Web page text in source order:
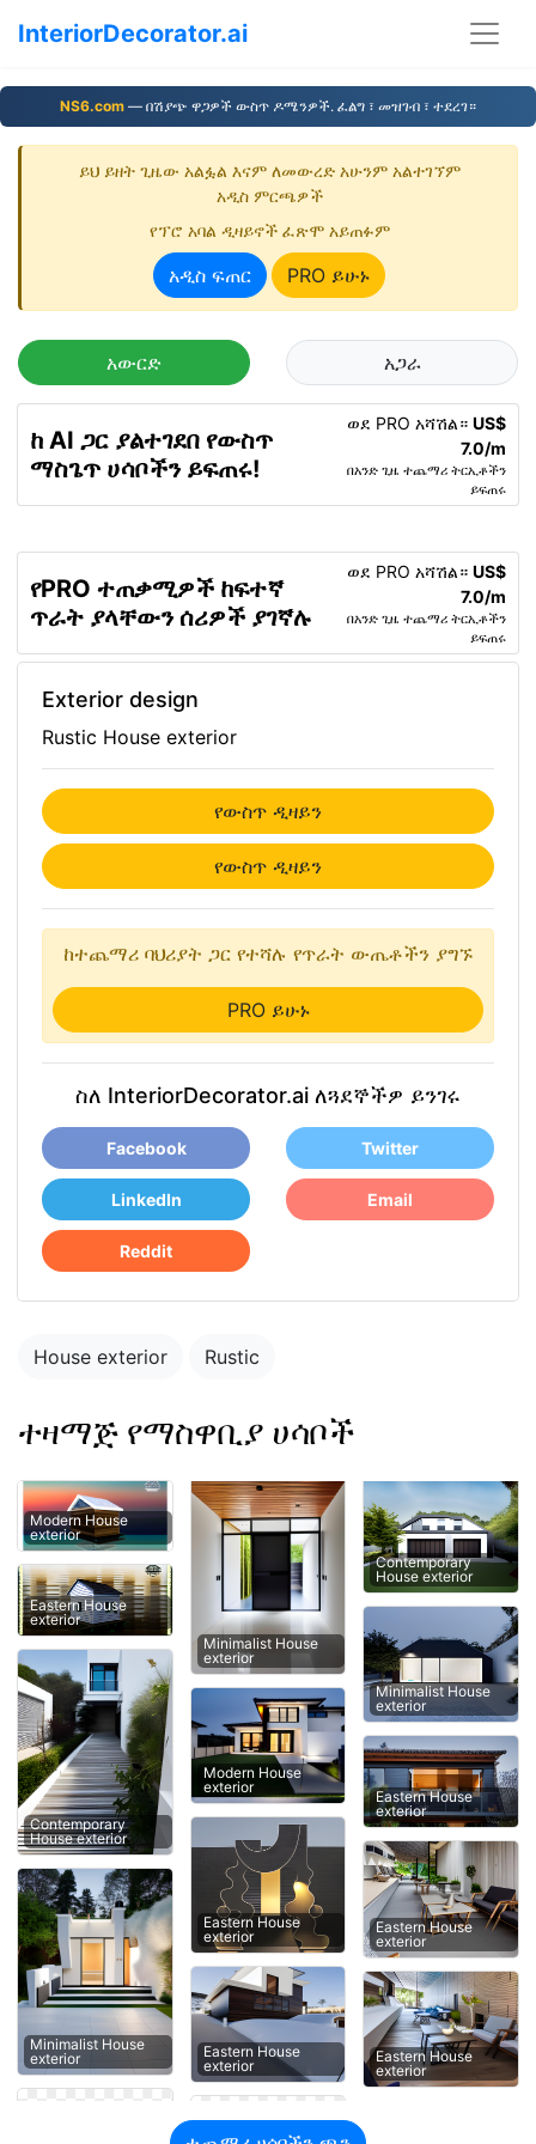
InteriorDecorator.ai
NS6.com — በሽያጭ ዋጋዎች ውስጥ ዶሜንዎች. ፈልግ ፣ መዝገብ ፣ ተደረገ።
ይህ ይዘት ጊዜው አልፏል እናም ለመውረድ አሁንም አልተገኘም
አዲስ ምርጫዎች
የፕሮ አባል ዲዛይኖች ፈጽሞ አይጠፉም
አዲስ ፍጠር PRO ይሁኑ
አውርድ አጋራ
ከ AI ጋር ያልተገደበ የውስጥ
ማስጌጥ ሀሳቦችን ይፍጠሩ!
ወደ PRO አሻሽል። US$
7.0/m
በአንድ ጊዜ ተጨማሪ ትርኢቶችን
ይፍጠሩ
የPRO ተጠቃሚዎች ከፍተኛ
ጥራት ያላቸውን ሰሪዎች ያገኛሉ
ወደ PRO አሻሽል። US$
7.0/m
በአንድ ጊዜ ተጨማሪ ትርኢቶችን
ይፍጠሩ
Exterior design
Rustic House exterior
የውስጥ ዲዛይን
የውስጥ ዲዛይን
ከተጨማሪ ባህሪያት ጋር የተሻሉ የጥራት ውጤቶችን ያግኙ
PRO ይሁኑ
ስለ InteriorDecorator.ai ለጓደኞችዎ ይንገሩ
Facebook Twitter
LinkedIn Email
Reddit
House exterior Rustic
ተዛማጅ የማስዋቢያ ሀሳቦች
Modern House
exterior
Eastern House
exterior
Contemporary
House exterior
Minimalist House
exterior
Minimalist House
exterior
Modern House
exterior
Eastern House
exterior
Eastern House
exterior
Contemporary
House exterior
Minimalist House
exterior
Eastern House
exterior
Eastern House
exterior
Eastern House
exterior